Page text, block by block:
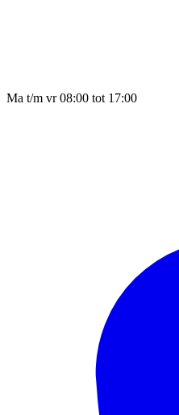
Ma t/m vr 08:00 tot 17:00